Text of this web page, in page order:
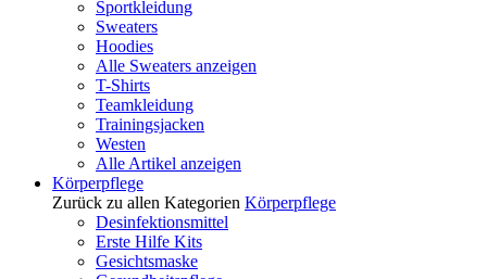
Sportkleidung
Sweaters
Hoodies
Alle Sweaters anzeigen
T-Shirts
Teamkleidung
Trainingsjacken
Westen
Alle Artikel anzeigen
Körperpflege
Zurück zu allen Kategorien Körperpflege
Desinfektionsmittel
Erste Hilfe Kits
Gesichtsmaske